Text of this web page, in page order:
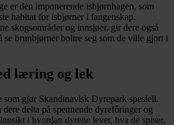
er den imponerende isbjørnhagen, som
habitat for isbjørner i fangenskap.
skogsområder og innsjøer, gir dere også
se brunbjørner boltre seg som de ville gjort i
læring og lek
som gjør Skandinavisk Dyrepark spesiell.
delta på spennende dyrefôringer og
i hvordan dyrene lever, hva de spiser,